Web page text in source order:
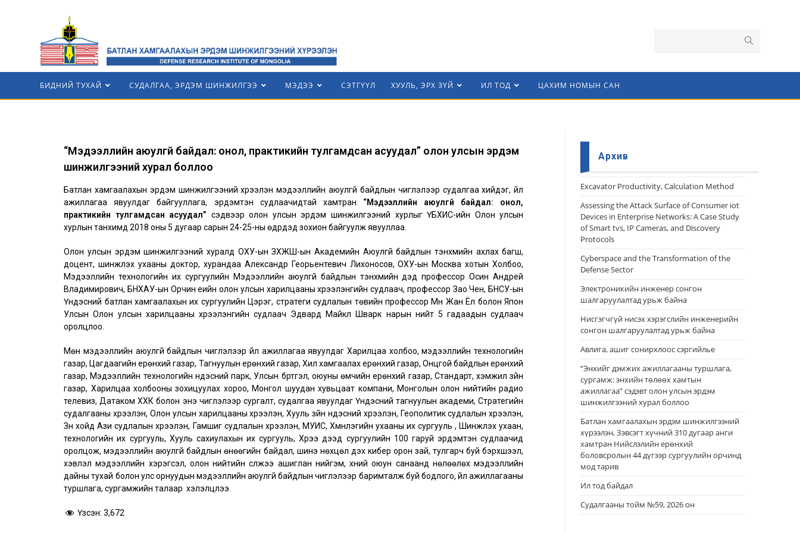
БИДНИЙ ТУХАЙ СУДАЛГАА, ЭРДЭМ ШИНЖИЛГЭЭ МЭДЭЭ СЭТГҮҮЛ ХУУЛЬ, ЭРХ ЗҮЙ ИЛ ТОД ЦАХИМ НОМЫН САН
“Мэдээллийн аюулгүй байдал: онол, практикийн тулгамдсан асуудал” олон улсын эрдэм
шинжилгээний хурал боллоо
Батлан хамгаалахын эрдэм шинжилгээний хүрээлэн мэдээллийн аюулгүй байдлын чиглэлээр судалгаа хийдэг, үйл
ажиллагаа явуулдаг байгууллага, эрдэмтэн судлаачидтай хамтран “Мэдээллийн аюулгүй байдал: онол,
практикийн тулгамдсан асуудал” сэдвээр олон улсын эрдэм шинжилгээний хурлыг ҮБХИС-ийн Олон улсын
хурлын танхимд 2018 оны 5 дугаар сарын 24-25-ны өдрүүдэд зохион байгуулж явууллаа.
Олон улсын эрдэм шинжилгээний хуралд ОХУ-ын ЗХЖШ-ын Академийн Аюулгүй байдлын тэнхмийн ахлах багш,
доцент, шинжлэх ухааны доктор, хурандаа Александр Георьентевич Лихоносов, ОХУ-ын Москва хотын Холбоо,
Мэдээллийн технологийн их сургуулийн Мэдээллийн аюулгүй байдлын тэнхмийн дэд профессор Осин Андрей
Владимирович, БНХАУ-ын Орчин үеийн олон улсын харилцааны хүрээлэнгийн судлаач, профессор Зао Чен, БНСУ-ын
Үндэсний батлан хамгаалахын их сургуулийн Цэрэг, стратеги судлалын төвийн профессор Мүн Жан Ёл болон Япон
Улсын Олон улсын харилцааны хүрээлэнгийн судлаач Эдвард Майкл Шварк нарын нийт 5 гадаадын судлаач
оролцлоо.
Мөн мэдээллийн аюулгүй байдлын чиглэлээр үйл ажиллагаа явуулдаг Харилцаа холбоо, мэдээллийн технологийн
газар, Цагдаагийн ерөнхий газар, Тагнуулын ерөнхий газар, Хил хамгаалах ерөнхий газар, Онцгой байдлын ерөнхий
газар, Мэдээллийн технологийн үндэсний парк, Улсын бүртгэл, оюуны өмчийн ерөнхий газар, Стандарт, хэмжил зүйн
газар, Харилцаа холбооны зохицуулах хороо, Монгол шуудан хувьцаат компани, Монголын олон нийтийн радио
телевиз, Датаком ХХК болон энэ чиглэлээр сургалт, судалгаа явуулдаг Үндэсний тагнуулын академи, Стратегийн
судалгааны хүрээлэн, Олон улсын харилцааны хүрээлэн, Хууль зүйн үндэсний хүрээлэн, Геополитик судлалын хүрээлэн,
Зүүн хойд Ази судлалын хүрээлэн, Гамшиг судлалын хүрээлэн, МУИС, Хүмүүнлэгийн ухааны их сургууль , Шинжлэх ухаан,
технологийн их сургууль, Хууль сахиулахын их сургууль, Хүрээ дээд сургуулийн 100 гаруй эрдэмтэн судлаачид
оролцож, мэдээллийн аюулгүй байдлын өнөөгийн байдал, шинэ нөхцөл дэх кибер орон зай, тулгарч буй бэрхшээл,
хэвлэл мэдээллийн хэрэгсэл, олон нийтийн сүлжээ ашиглан нийгэм, хүний оюун санаанд нөлөөлөх мэдээллийн
дайны тухай болон улс орнуудын мэдээллийн аюулгүй байдлын чиглэлээр баримталж буй бодлого, үйл ажиллагааны
туршлага, сургамжийн талаар хэлэлцлээ.
Үзсэн: 3,672
Архив
Еxcavator Productivity, Calculation Method
Assessing the Attack Surface of Consumer iot
Devices in Enterprise Networks: A Case Study
of Smart tvs, IP Cameras, and Discovery
Protocols
Cyberspace and the Transformation of the
Defense Sector
Электроникийн инженер сонгон
шалгаруулалтад урьж байна
Нисгэгчгүй нисэх хэрэгслийн инженерийн
сонгон шалгаруулалтад урьж байна
Авлига, ашиг сонирхлоос сэргийлье
“Энхийг дэмжих ажиллагааны туршлага,
сургамж: энхийн төлөөх хамтын
ажиллагаа” сэдэвт олон улсын эрдэм
шинжилгээний хурал боллоо
Батлан хамгаалахын эрдэм шинжилгээний
хүрээлэн, Зэвсэгт хүчний 310 дугаар анги
хамтран Нийслэлийн ерөнхий
боловсролын 44 дүгээр сургуулийн орчинд
мод тарив
Ил тод байдал
Судалгааны тойм №59, 2026 он